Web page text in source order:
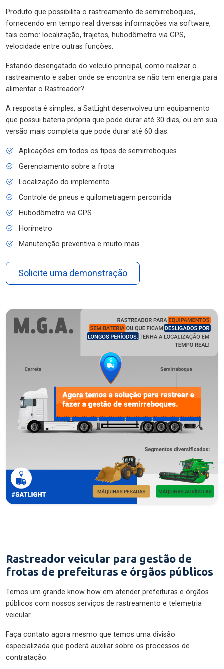
Produto que possibilita o rastreamento de semirreboques,
fornecendo em tempo real diversas informações via software,
tais como: localização, trajetos, hubodômetro via GPS,
velocidade entre outras funções.
Estando desengatado do veículo principal, como realizar o
rastreamento e saber onde se encontra se não tem energia para
alimentar o Rastreador?
A resposta é simples, a SatLight desenvolveu um equipamento
que possui bateria própria que pode durar até 30 dias, ou em sua
versão mais completa que pode durar até 60 dias.
Aplicações em todos os tipos de semirreboques
Gerenciamento sobre a frota
Localização do implemento
Controle de pneus e quilometragem percorrida
Hubodômetro via GPS
Horímetro
Manutenção preventiva e muito mais
Solicite uma demonstração
Rastreador veicular para gestão de
frotas de prefeituras e órgãos públicos
Temos um grande know how em atender prefeituras e órgãos
públicos com nossos serviços de rastreamento e telemetria
veicular.
Faça contato agora mesmo que temos uma divisão
especializada que poderá auxiliar sobre os processos de
contratação.